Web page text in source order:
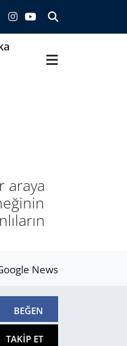
araya
BEĞEN
TAKIP ET